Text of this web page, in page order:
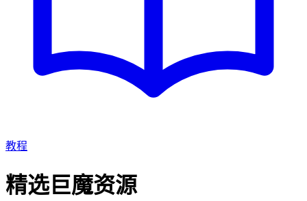
教程
精选巨魔资源